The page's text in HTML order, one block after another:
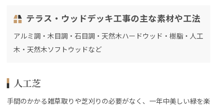
テラス・ウッドデッキ工事の主な素材や工法
アルミ調・木目調・石目調・天然木ハードウッド・樹脂・人工
木・天然木ソフトウッドなど
人工芝
手間のかかる雑草取りや芝刈りの必要がなく、一年中美しい緑を楽